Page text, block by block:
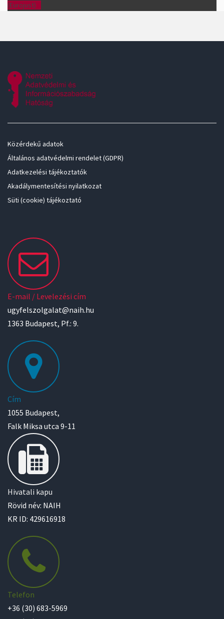
(Eurojust)
Közérdekű adatok
Általános adatvédelmi rendelet (GDPR)
Adatkezelési tájékoztatók
Akadálymentesítési nyilatkozat
Süti (cookie) tájékoztató
E-mail / Levelezési cím
ugyfelszolgalat@naih.hu
1363 Budapest, Pf.: 9.
Cím
1055 Budapest,
Falk Miksa utca 9-11
Hivatali kapu
Rövid név: NAIH
KR ID: 429616918
Telefon
+36 (30) 683-5969